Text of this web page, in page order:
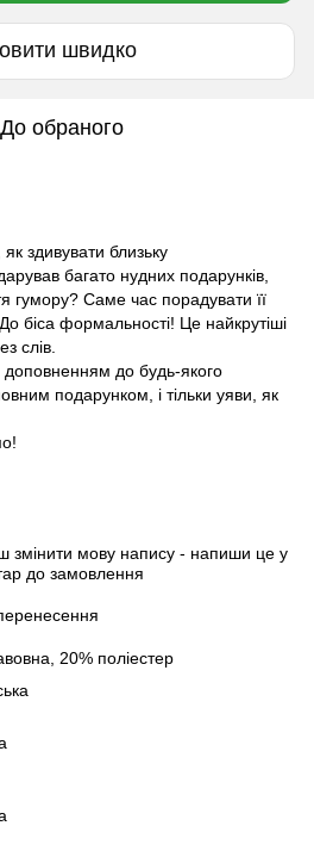
швидко
До обраного
здивувати близьку
багато нудних подарунків,
гумору? Саме час порадувати її
біса формальності! Це найкрутіші
слів.
доповненням до будь-якого
подарунком, і тільки уяви, як
змінити мову напису - напиши це у
до замовлення
20% поліестер